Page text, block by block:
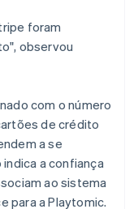
foram
observou
com o número
de crédito
a se
a confiança
ao sistema
para a Playtomic.